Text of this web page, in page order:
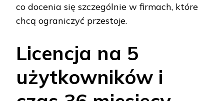
co docenia się szczególnie w firmach, które
chcą ograniczyć przestoje.
Licencja na 5
użytkowników i